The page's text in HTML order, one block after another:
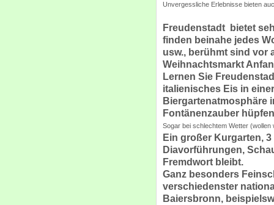
Unvergessliche Erlebnisse bieten
Freudenstadt bietet
finden beinahe jedes
usw., berühmt sind vor
Weihnachtsmarkt
Lernen Sie
italienisches Eis in
Biergartenatmosphäre
Fontänenzauber
Sogar bei schlechtem Wetter
Ein großer Kurgarten,
Diavorführungen,
Fremdwort bleibt.
Ganz besonders
verschiedenster
Baiersbronn,